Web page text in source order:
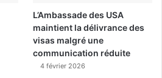
L’Ambassade des USA
maintient la délivrance des
visas malgré une
communication réduite
4 février 2026